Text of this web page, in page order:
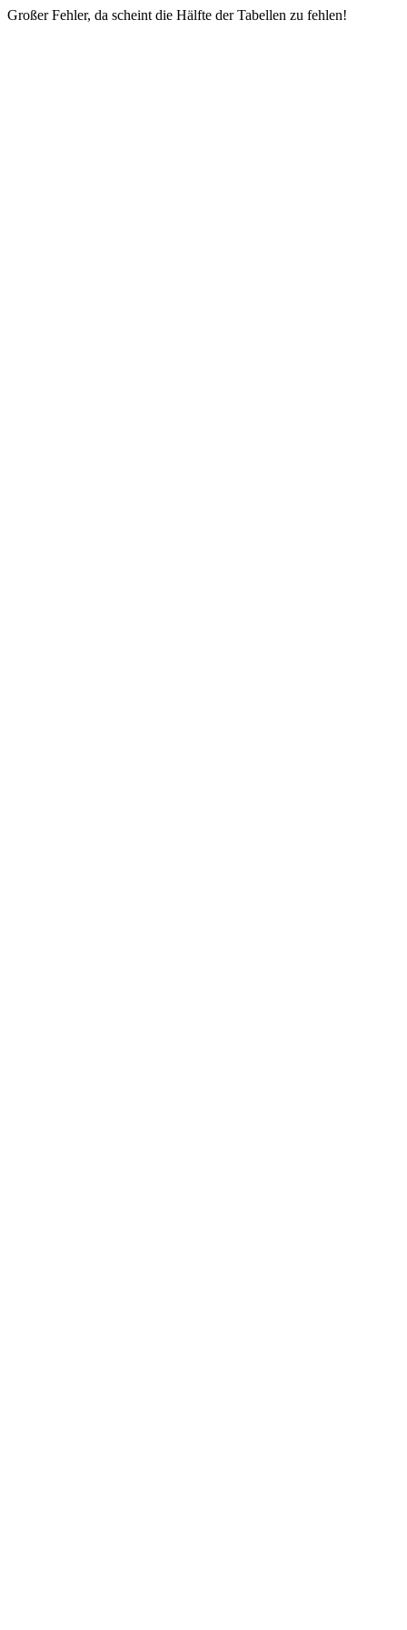
Großer Fehler, da scheint die Hälfte der Tabellen zu fehlen!